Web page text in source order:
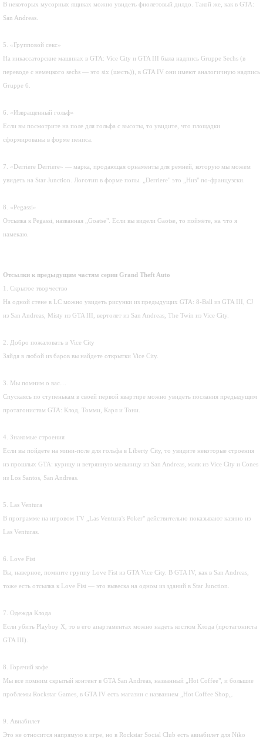
В некоторых мусорных ящиках можно увидеть фиолетовый дилдо. Такой же, как в GTA:
San Andreas.
5. «Групповой секс»
На инкассаторские машинах в GTA: Vice City и GTA III была надпись Gruppe Sechs (в
переводе с немецкого sechs — это six (шесть)), в GTA IV они имеют аналогичную надпись
Gruppe 6.
6. «Извращенный гольф»
Если вы посмотрите на поле для гольфа с высоты, то увидите, что площадки
сформированы в форме пениса.
7. «Derriere Derriere» — марка, продающая орнаменты для ремней, которую мы можем
увидеть на Star Junction. Логотип в форме попы. „Derriere" это „Низ" по-французски.
8. «Pegassi»
Отсылка к Pegassi, названная „Goatse". Если вы видели Gaotse, то поймёте, на что я
намекаю.
Отсылки к предыдущим частям серии Grand Theft Auto
1. Скрытое творчество
На одной стене в LC можно увидеть рисунки из предыдущих GTA: 8-Ball из GTA III, CJ
из San Andreas, Misty из GTA III, вертолет из San Andreas, The Twin из Vice City.
2. Добро пожаловать в Vice City
Зайдя в любой из баров вы найдете открытки Vice City.
3. Мы помним о вас…
Спускаясь по ступенькам в своей первой квартире можно увидеть послания предыдущим
протагонистам GTA: Клод, Томми, Карл и Тони.
4. Знакомые строения
Если вы пойдете на мини-поле для гольфа в Liberty City, то увидите некоторые строения
из прошлых GTA: курицу и ветрянную мельницу из San Andreas, маяк из Vice City и Cones
из Los Santos, San Andreas.
5. Las Ventura
В программе на игровом TV „Las Ventura's Poker" действительно показывают казино из
Las Venturas.
6. Love Fist
Вы, наверное, помните группу Love Fist из GTA Vice City. В GTA IV, как в San Andreas,
тоже есть отсылка к Love Fist — это вывеска на одном из зданий в Star Junction.
7. Одежда Клода
Если убить Playboy X, то в его апартаментах можно надеть костюм Клода (протагониста
GTA III).
8. Горячий кофе
Мы все помним скрытый контент в GTA San Andreas, названный „Hot Coffee", и большие
проблемы Rockstar Games, в GTA IV есть магазин с названием „Hot Coffee Shop„.
9. Авиабилет
Это не относится напрямую к игре, но в Rockstar Social Club есть авиабилет для Niko